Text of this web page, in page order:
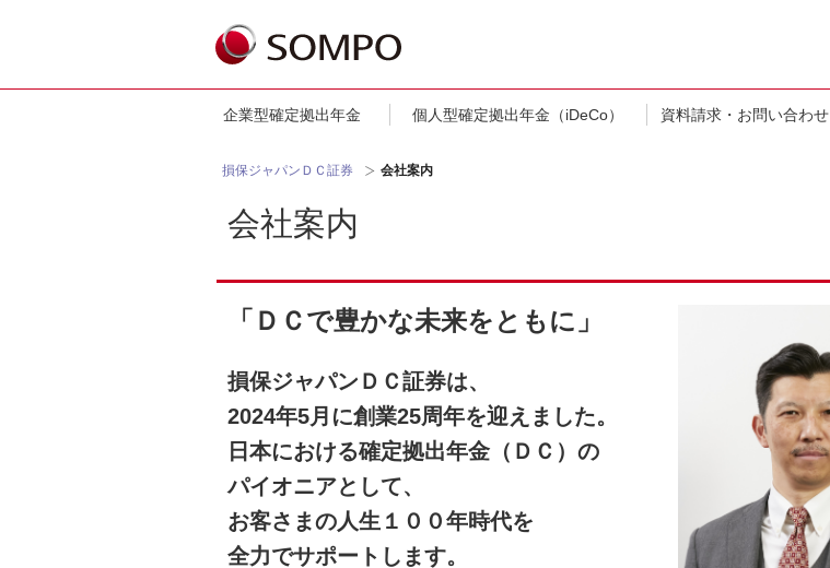
企業型確定拠出年金 個人型確定拠出年金（iDeCo） 資料請求・お問い合わせ
損保ジャパンＤＣ証券 会社案内
会社案内
「ＤＣで豊かな未来をともに」
損保ジャパンＤＣ証券は、
2024年5月に創業25周年を迎えました。
日本における確定拠出年金（ＤＣ）の
パイオニアとして、
お客さまの人生１００年時代を
全力でサポートします。